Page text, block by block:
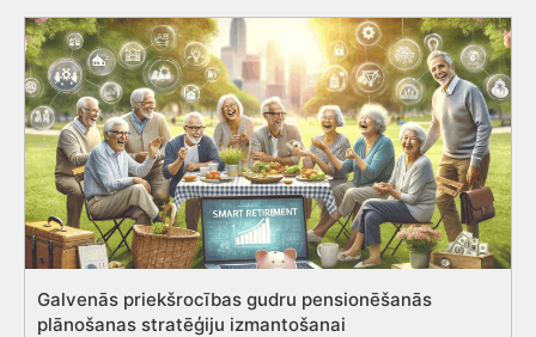
Galvenās priekšrocības gudru pensionēšanās
plānošanas stratēģiju izmantošanai